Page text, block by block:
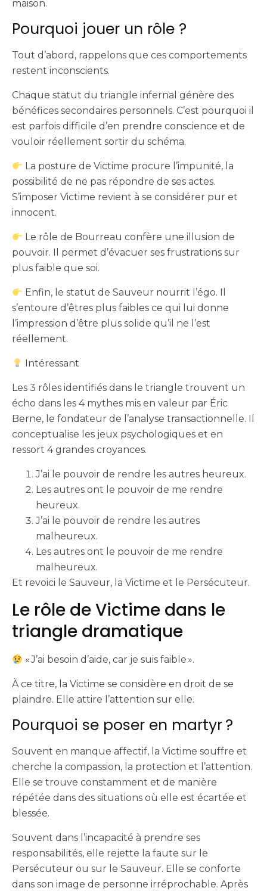
maison.
Pourquoi jouer un rôle ?
Tout d’abord, rappelons que ces comportements
restent inconscients.
Chaque statut du triangle infernal génère des
bénéfices secondaires personnels. C’est pourquoi il
est parfois difficile d’en prendre conscience et de
vouloir réellement sortir du schéma.
La posture de Victime procure l’impunité, la
possibilité de ne pas répondre de ses actes.
S’imposer Victime revient à se considérer pur et
innocent.
Le rôle de Bourreau confère une illusion de
pouvoir. Il permet d’évacuer ses frustrations sur
plus faible que soi.
Enfin, le statut de Sauveur nourrit l’égo. Il
s’entoure d’êtres plus faibles ce qui lui donne
l’impression d’être plus solide qu’il ne l’est
réellement.
Intéressant
Les 3 rôles identifiés dans le triangle trouvent un
écho dans les 4 mythes mis en valeur par Éric
Berne, le fondateur de l’analyse transactionnelle. Il
conceptualise les jeux psychologiques et en
ressort 4 grandes croyances.
J’ai le pouvoir de rendre les autres heureux.
Les autres ont le pouvoir de me rendre
heureux.
J’ai le pouvoir de rendre les autres
malheureux.
Les autres ont le pouvoir de me rendre
malheureux.
Et revoici le Sauveur, la Victime et le Persécuteur.
Le rôle de Victime dans le
triangle dramatique
« J’ai besoin d’aide, car je suis faible ».
À ce titre, la Victime se considère en droit de se
plaindre. Elle attire l’attention sur elle.
Pourquoi se poser en martyr ?
Souvent en manque affectif, la Victime souffre et
cherche la compassion, la protection et l’attention.
Elle se trouve constamment et de manière
répétée dans des situations où elle est écartée et
blessée.
Souvent dans l’incapacité à prendre ses
responsabilités, elle rejette la faute sur le
Persécuteur ou sur le Sauveur. Elle se conforte
dans son image de personne irréprochable. Après